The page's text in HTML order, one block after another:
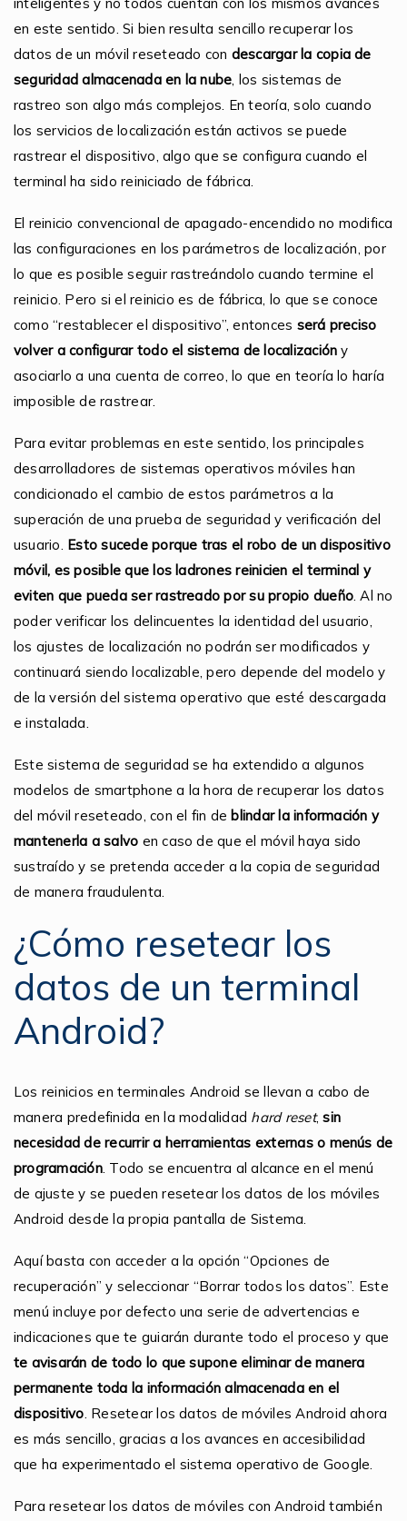
en este sentido. Si bien resulta sencillo recuperar los
datos de un móvil reseteado con descargar la copia de
seguridad almacenada en la nube , los sistemas de
rastreo son algo más complejos. En teoría, solo cuando
los servicios de localización están activos se puede
rastrear el dispositivo, algo que se configura cuando el
terminal ha sido reiniciado de fábrica.
El reinicio convencional de apagado-encendido no modifica
las configuraciones en los parámetros de localización, por
lo que es posible seguir rastreándolo cuando termine el
reinicio. Pero si el reinicio es de fábrica, lo que se conoce
como “restablecer el dispositivo”, entonces será preciso
volver a configurar todo el sistema de localización y
asociarlo a una cuenta de correo, lo que en teoría lo haría
imposible de rastrear.
Para evitar problemas en este sentido, los principales
desarrolladores de sistemas operativos móviles han
condicionado el cambio de estos parámetros a la
superación de una prueba de seguridad y verificación del
usuario. Esto sucede porque tras el robo de un dispositivo
móvil, es posible que los ladrones reinicien el terminal y
eviten que pueda ser rastreado por su propio dueño . Al no
poder verificar los delincuentes la identidad del usuario,
los ajustes de localización no podrán ser modificados y
continuará siendo localizable, pero depende del modelo y
de la versión del sistema operativo que esté descargada
e instalada.
Este sistema de seguridad se ha extendido a algunos
modelos de smartphone a la hora de recuperar los datos
del móvil reseteado, con el fin de blindar la información y
mantenerla a salvo en caso de que el móvil haya sido
sustraído y se pretenda acceder a la copia de seguridad
de manera fraudulenta.
¿Cómo resetear los
datos de un terminal
Android?
Los reinicios en terminales Android se llevan a cabo de
manera predefinida en la modalidad hard reset,sin
necesidad de recurrir a herramientas externas o menús de
programación. Todo se encuentra al alcance en el menú
de ajuste y se pueden resetear los datos de los móviles
Android desde la propia pantalla de Sistema.
Aquí basta con acceder a la opción “Opciones de
recuperación” y seleccionar “Borrar todos los datos”. Este
menú incluye por defecto una serie de advertencias e
indicaciones que te guiarán durante todo el proceso y que
te avisarán de todo lo que supone eliminar de manera
permanente toda la información almacenada en el
dispositivo . Resetear los datos de móviles Android ahora
es más sencillo, gracias a los avances en accesibilidad
que ha experimentado el sistema operativo de Google.
Para resetear los datos de móviles con Android también